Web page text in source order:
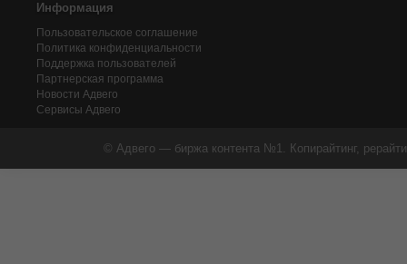
Информация
Пользовательское соглашение
Политика конфиденциальности
Поддержка пользователей
Партнерская программа
Новости Адвего
Сервисы Адвего
© Адвего — биржа контента №1. Копирайтинг,